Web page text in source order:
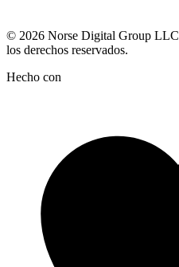
© 2026 Norse Digital Group LLC
los derechos reservados.
Hecho con